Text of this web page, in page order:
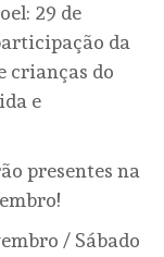
29 de
da
crianças do
e
presentes na
/ Sábado